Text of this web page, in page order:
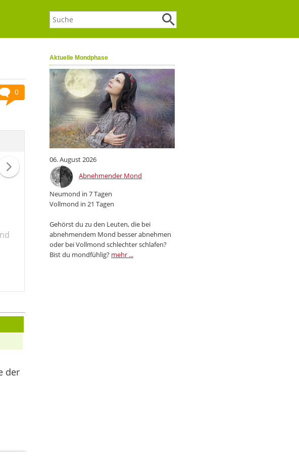
Aktuelle Mondphase
06. August 2026
Abnehmender Mond
Neumond in 7 Tagen
Vollmond in 21 Tagen
Gehörst du zu den Leuten, die bei
abnehmendem Mond besser abnehmen
oder bei Vollmond schlechter schlafen?
Bist du mondfühlig? mehr ...
0
der